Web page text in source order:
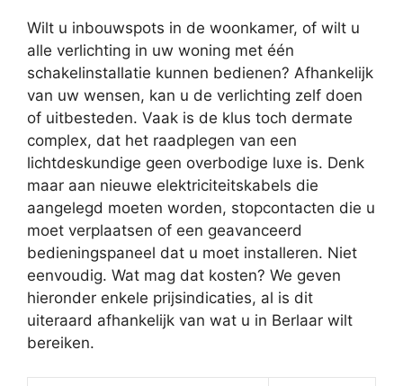
Wilt u inbouwspots in de woonkamer, of wilt u
alle verlichting in uw woning met één
schakelinstallatie kunnen bedienen? Afhankelijk
van uw wensen, kan u de verlichting zelf doen
of uitbesteden. Vaak is de klus toch dermate
complex, dat het raadplegen van een
lichtdeskundige geen overbodige luxe is. Denk
maar aan nieuwe elektriciteitskabels die
aangelegd moeten worden, stopcontacten die u
moet verplaatsen of een geavanceerd
bedieningspaneel dat u moet installeren. Niet
eenvoudig. Wat mag dat kosten? We geven
hieronder enkele prijsindicaties, al is dit
uiteraard afhankelijk van wat u in Berlaar wilt
bereiken.